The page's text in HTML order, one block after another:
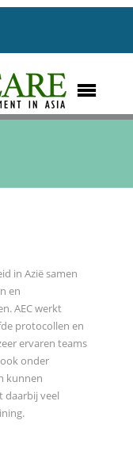
in Azië samen
en
AEC werkt
protocollen en
ervaren teams
onder
kunnen
daarbij veel